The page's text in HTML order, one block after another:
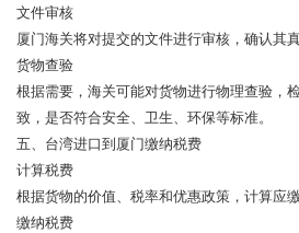
文件审核
厦门海关将对提交的文件进行审核，确认其
货物查验
根据需要，海关可能对货物进行物理查验，
致，是否符合安全、卫生、环保等标准。
五、台湾进口到厦门缴纳税费
计算税费
根据货物的价值、税率和优惠政策，计算应
缴纳税费